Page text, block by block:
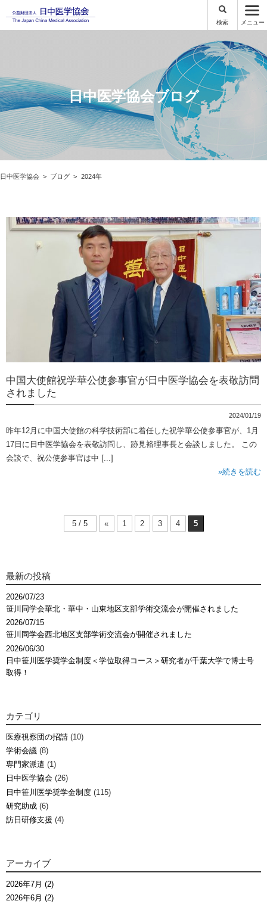
検索 メニュー
日中医学協会ブログ
日中医学協会 ブログ 2024年
中国大使館祝学華公使参事官が日中医学協会を表敬訪問
されました
2024/01/19
昨年12月に中国大使館の科学技術部に着任した祝学華公使参事官が、1月
17日に日中医学協会を表敬訪問し、跡見裕理事長と会談しました。 この
会談で、祝公使参事官は中 [...]
»続きを読む
5 / 5 « 1 2 3 4 5
最新の投稿
2026/07/23
笹川同学会華北・華中・山東地区支部学術交流会が開催されました
2026/07/15
笹川同学会西北地区支部学術交流会が開催されました
2026/06/30
日中笹川医学奨学金制度＜学位取得コース＞研究者が千葉大学で博士号
取得！
カテゴリ
医療視察団の招請 (10)
学術会議 (8)
専門家派遣 (1)
日中医学協会 (26)
日中笹川医学奨学金制度 (115)
研究助成 (6)
訪日研修支援 (4)
アーカイブ
2026年7月 (2)
2026年6月 (2)